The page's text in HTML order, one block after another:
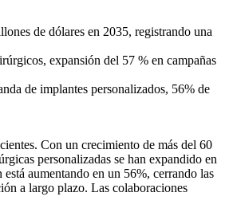
de dólares en 2035, registrando una
expansión del 57 % en campañas
de implantes personalizados, 56% de
Con un crecimiento de más del 60
personalizadas se han expandido en
aumentando en un 56%, cerrando las
a largo plazo. Las colaboraciones